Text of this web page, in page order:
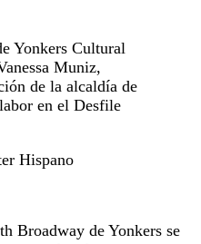
Yonkers Cultural
Muniz,
de la alcaldía de
en el Desfile
Hispano
Broadway de Yonkers se